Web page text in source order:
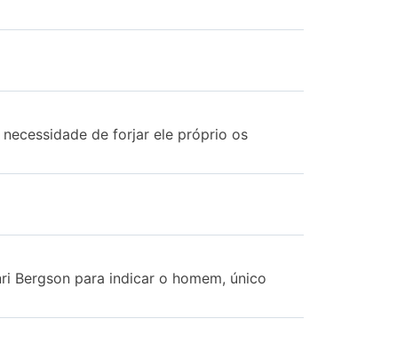
de forjar ele próprio os
Bergson para indicar o homem, único